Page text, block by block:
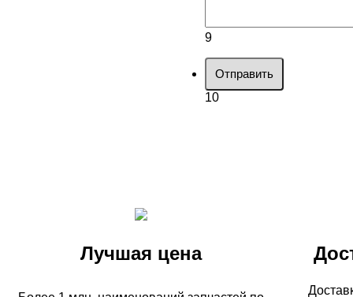
9
Отправить
10
Лучшая цена